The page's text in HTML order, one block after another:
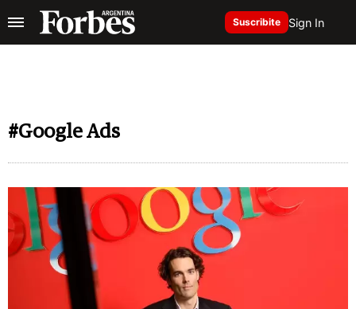
Suscribite Sign In
#Google Ads